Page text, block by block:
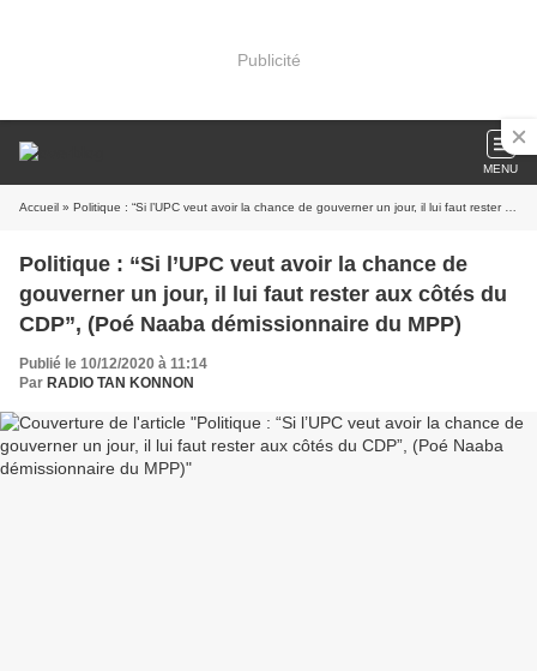
Publicité
MENU
Accueil » Politique : “Si l’UPC veut avoir la chance de gouverner un jour, il lui faut rester aux côtés du CDP”, (Poé Naaba démissionnaire du MPP)
Politique : “Si l’UPC veut avoir la chance de
gouverner un jour, il lui faut rester aux côtés du
CDP”, (Poé Naaba démissionnaire du MPP)
Publié le 10/12/2020 à 11:14
Par RADIO TAN KONNON